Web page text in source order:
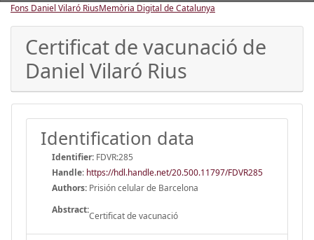
Fons Daniel Vilaró RiusMemòria Digital de Catalunya
Certificat de vacunació de
Daniel Vilaró Rius
Identification data
Identifier: FDVR:285
Handle: https://hdl.handle.net/20.500.11797/FDVR285
Authors: Prisión celular de Barcelona
Abstract:
Certificat de vacunació